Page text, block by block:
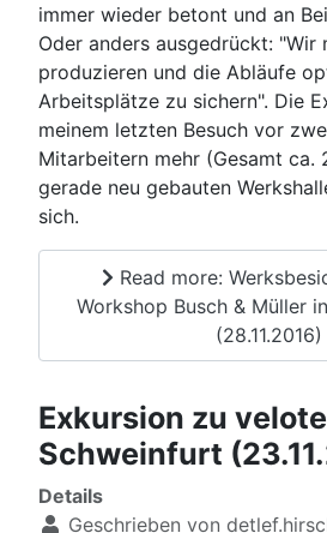
immer wieder betont und an
Oder anders ausgedrückt: "Wir
produzieren und die Abläufe
Arbeitsplätze zu sichern". Die
meinem letzten Besuch vor
Mitarbeitern mehr (Gesamt ca.
gerade neu gebauten
sich.
Read more:
Workshop Busch & Müller
(28.11.2016)
Exkursion zu
Schweinfurt
Details
Geschrieben von